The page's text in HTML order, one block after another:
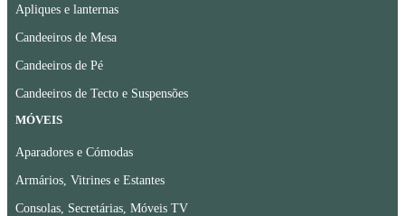
Apliques e lanternas
Candeeiros de Mesa
Candeeiros de Pé
Candeeiros de Tecto e Suspensões
MÓVEIS
Aparadores e Cómodas
Armários, Vitrines e Estantes
Consolas, Secretárias, Móveis TV